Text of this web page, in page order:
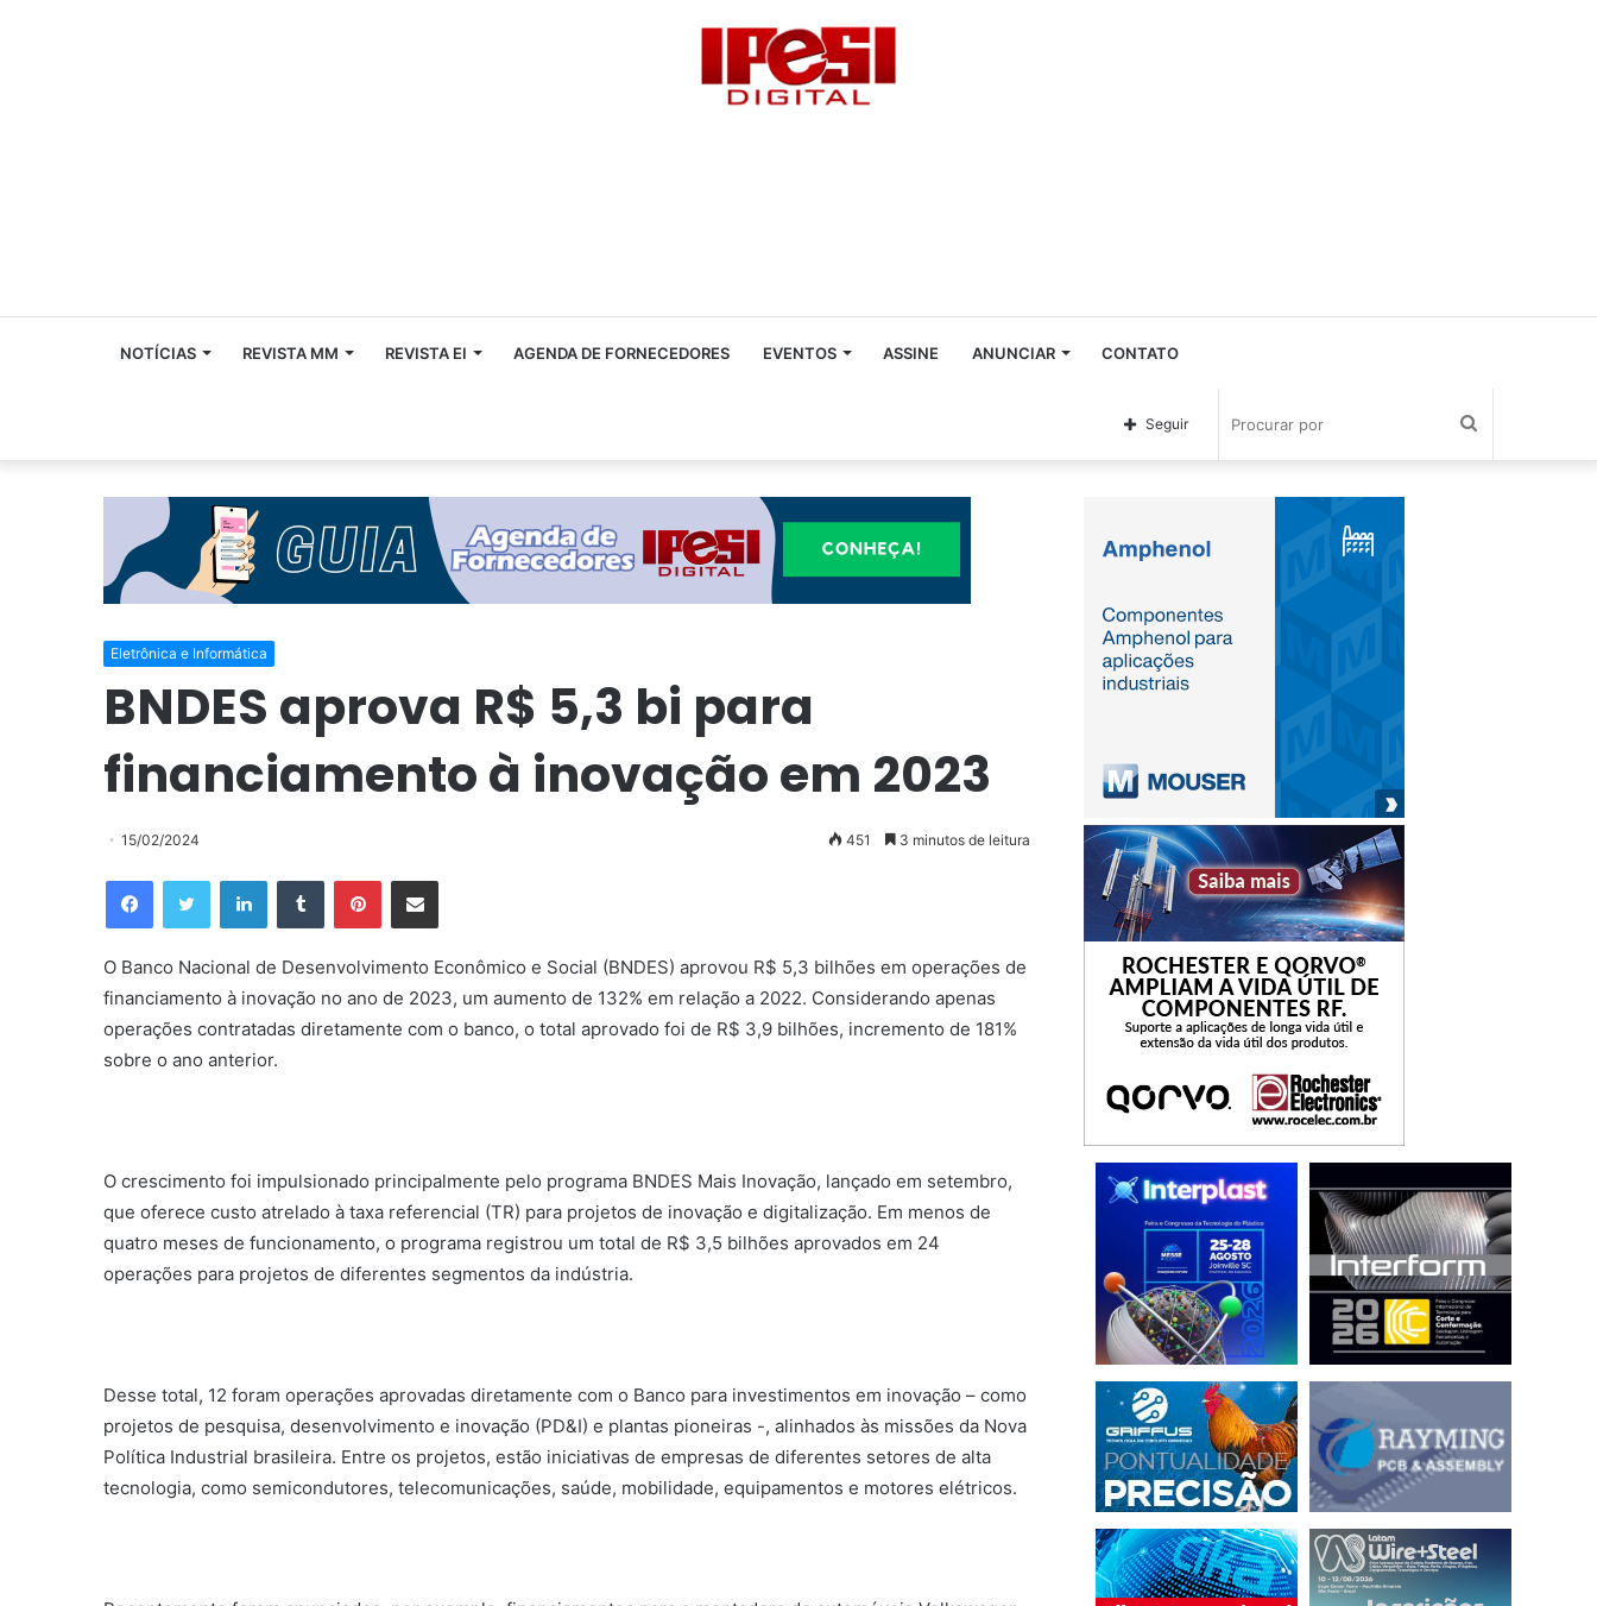
NOTÍCIAS REVISTA MM REVISTA EI AGENDA DE FORNECEDORES EVENTOS ASSINE ANUNCIAR CONTATO
Seguir
Eletrônica e Informática
BNDES aprova R$ 5,3 bi para
financiamento à inovação em 2023
15/02/2024 451 3 minutos de leitura
O Banco Nacional de Desenvolvimento Econômico e Social (BNDES) aprovou R$ 5,3 bilhões em operações de
financiamento à inovação no ano de 2023, um aumento de 132% em relação a 2022. Considerando apenas
operações contratadas diretamente com o banco, o total aprovado foi de R$ 3,9 bilhões, incremento de 181%
sobre o ano anterior.
O crescimento foi impulsionado principalmente pelo programa BNDES Mais Inovação, lançado em setembro,
que oferece custo atrelado à taxa referencial (TR) para projetos de inovação e digitalização. Em menos de
quatro meses de funcionamento, o programa registrou um total de R$ 3,5 bilhões aprovados em 24
operações para projetos de diferentes segmentos da indústria.
Desse total, 12 foram operações aprovadas diretamente com o Banco para investimentos em inovação – como
projetos de pesquisa, desenvolvimento e inovação (PD&I) e plantas pioneiras -, alinhados às missões da Nova
Política Industrial brasileira. Entre os projetos, estão iniciativas de empresas de diferentes setores de alta
tecnologia, como semicondutores, telecomunicações, saúde, mobilidade, equipamentos e motores elétricos.